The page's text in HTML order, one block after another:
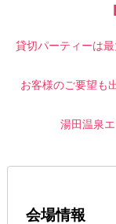
貸切パーティーは
お客様のご要望も
湯田温泉
会場情報